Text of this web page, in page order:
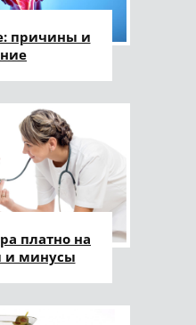
причины и
платно на
и минусы